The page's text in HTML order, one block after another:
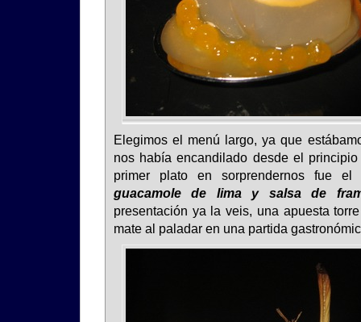
Elegimos el menú largo, ya que
nos había encandilado desde el
primer plato en sorprendernos fue
guacamole de lima y salsa de
presentación ya la veis, una apuesta
mate al paladar en una partida